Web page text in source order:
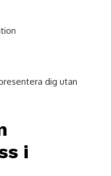
dig utan
i